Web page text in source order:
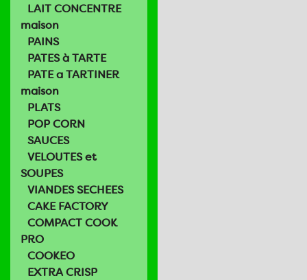
LAIT CONCENTRE
maison
PAINS
PATES à TARTE
PATE a TARTINER
maison
PLATS
POP CORN
SAUCES
VELOUTES et
SOUPES
VIANDES SECHEES
CAKE FACTORY
COMPACT COOK
PRO
COOKEO
EXTRA CRISP